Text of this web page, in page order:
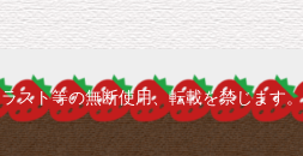
スト等の無断使用、転載を禁じます。